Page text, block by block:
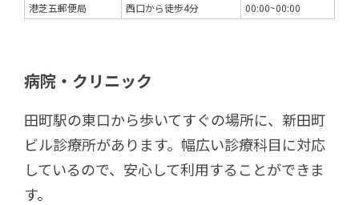
港芝五郵便局
西口から徒歩4分 00:00~00:00
病院・クリニック
田町駅の東口から歩いてすぐの場所に、新田町
ビル診療所があります。幅広い診療科目に対応
しているので、安心して利用することができま
す。